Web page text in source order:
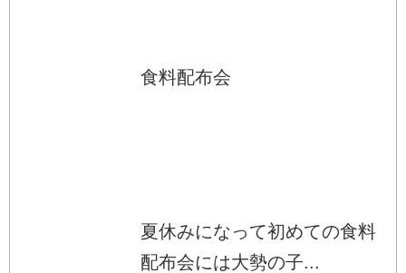
食料配布会
夏休みになって初めての食料
配布会には大勢の子...